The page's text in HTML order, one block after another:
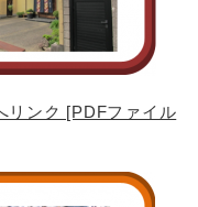
ンク [PDFファイル